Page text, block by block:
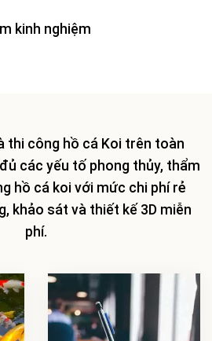
kinh nghiệm
thi công hồ cá Koi trên toàn
các yếu tố phong thủy, thẩm
hồ cá koi với mức chi phí rẻ
khảo sát và thiết kế 3D miễn
phí.